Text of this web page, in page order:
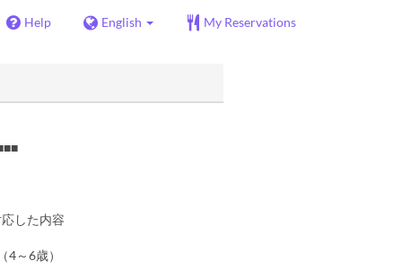
Help English My Reservations
した内容
～6歳）